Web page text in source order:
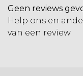
Geen reviews
Help ons en
van een review